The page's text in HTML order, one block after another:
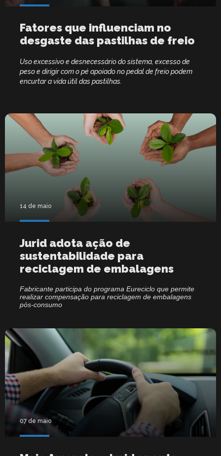
Fatores que influenciam no
desgaste das pastilhas de freio
Uso excessivo e desnecessário do sistema, excesso de
peso e dirigir com o pé apoiado no pedal de freio podem
encurtar a vida útil das pastilhas.
14 de maio
Jurid adota ação de
sustentabilidade para
reciclagem de embalagens
Fabricante participa do programa Eureciclo que permite
realizar compensação para reciclagem de embalagens
pós-consumo
07 de maio